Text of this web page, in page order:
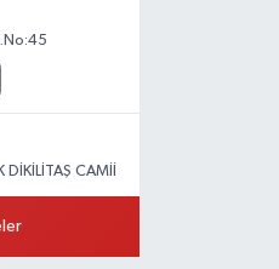
CAMİİ